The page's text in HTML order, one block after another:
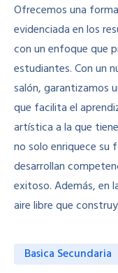
Ofrecemos una
evidenciada en los
con un enfoque que
estudiantes. Con un
salón, garantizamos
que facilita el
artística a la que
no solo enriquece su
desarrollan
exitoso. Además, en
aire libre que
Basica Secundaria